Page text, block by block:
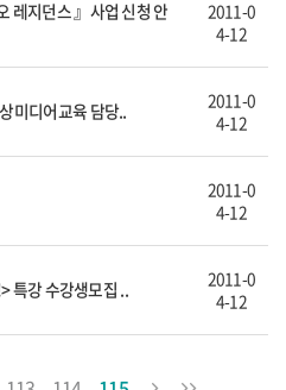
레지던스 』사업 신청 안
2011-0
4-12
미디어교육 담당..
2011-0
4-12
2011-0
4-12
특강 수강생모집 ..
2011-0
4-12